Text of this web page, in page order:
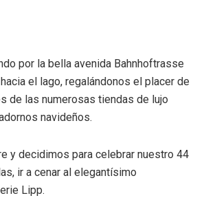
por la bella avenida Bahnhoftrasse
el lago, regalándonos el placer de
de las numerosas tiendas de lujo
navideños.
y decidimos para celebrar nuestro 44
ir a cenar al elegantísimo
Lipp.